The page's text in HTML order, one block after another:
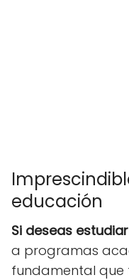
educación
Si deseas
a programas
fundamental que